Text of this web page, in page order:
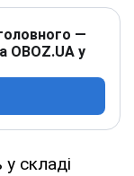
—
OBOZ.UA у
складі